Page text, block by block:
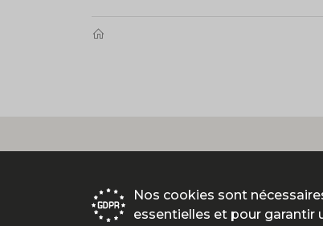
Nos cookies sont
essentielles et pour garantir